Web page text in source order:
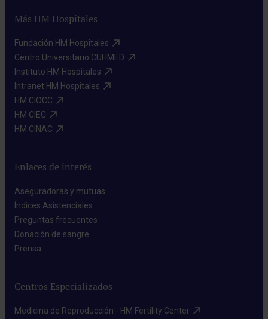
Más HM Hospitales
Fundación HM Hospitales​
Centro Universitario CUHMED​
Instituto HM Hospitales​
Intranet HM Hospitales​
HM CIOCC​
HM CIEC​
HM CINAC​
Enlaces de interés
Aseguradoras y mutuas​
Índices Asistenciales​
Preguntas frecuentes​
Donación de sangre​
Prensa​
Centros Especializados
Medicina de Reproducción - HM Fertility Center​